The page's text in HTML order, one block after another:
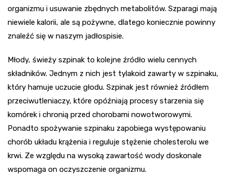
organizmu i usuwanie zbędnych metabolitów. Szparagi mają
niewiele kalorii, ale są pożywne, dlatego koniecznie powinny
znaleźć się w naszym jadłospisie.
Młody, świeży szpinak to kolejne źródło wielu cennych
składników. Jednym z nich jest tylakoid zawarty w szpinaku,
który hamuje uczucie głodu. Szpinak jest również źródłem
przeciwutleniaczy, które opóźniają procesy starzenia się
komórek i chronią przed chorobami nowotworowymi.
Ponadto spożywanie szpinaku zapobiega występowaniu
chorób układu krążenia i reguluje stężenie cholesterolu we
krwi. Ze względu na wysoką zawartość wody doskonale
wspomaga on oczyszczenie organizmu.